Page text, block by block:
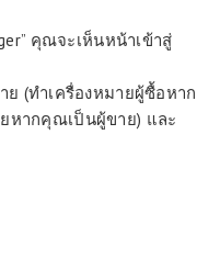
คุณจะเห็นหน้าเข้าสู่
ย (ทำเครื่องหมายผู้ซื้อหาก
หากคุณเป็นผู้ขาย) และ